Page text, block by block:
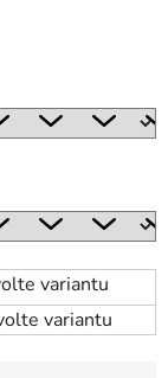
variantu
variantu